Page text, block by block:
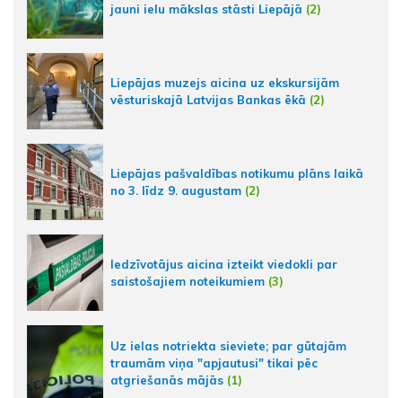
jauni ielu mākslas stāsti Liepājā (2)
Liepājas muzejs aicina uz ekskursijām
vēsturiskajā Latvijas Bankas ēkā (2)
Liepājas pašvaldības notikumu plāns laikā
no 3. līdz 9. augustam (2)
Iedzīvotājus aicina izteikt viedokli par
saistošajiem noteikumiem (3)
Uz ielas notriekta sieviete; par gūtajām
traumām viņa "apjautusi" tikai pēc
atgriešanās mājās (1)